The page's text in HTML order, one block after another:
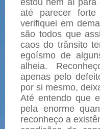
até parecer
verifiquei em
são todos que
caos do trânsito
egoísmo de
alheia.
apenas pelo
por si mesmo,
Até entendo que
pela enorme
reconheço a